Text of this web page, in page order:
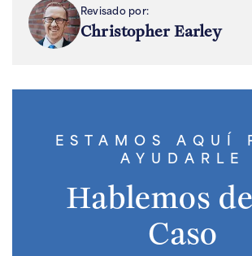
Revisado por:
Christopher Earley
ESTAMOS AQUÍ
AYUDARLE
Hablemos
Caso